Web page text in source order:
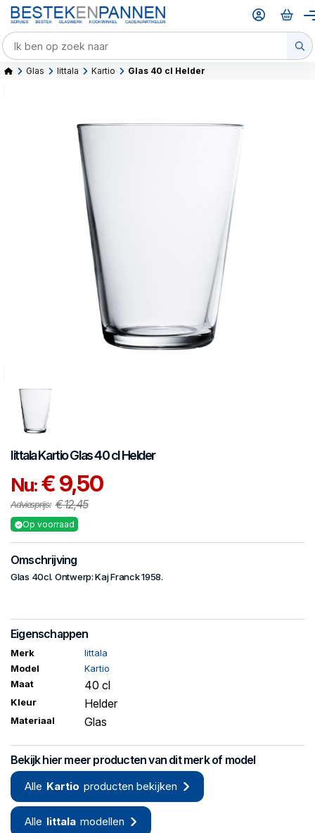
Glas Iittala Kartio Glas 40 cl Helder
IittalaKartioGlas 40 cl Helder
Nu:€ 9,50
Adviesprijs: € 12,45
Op voorraad
Omschrijving
Glas 40cl. Ontwerp: Kaj Franck 1958.
Eigenschappen
Merk
Iittala
Model
Kartio
Maat
40 cl
Kleur Helder
Materiaal Glas
Bekijk hier meer producten van dit merk of model
Alle Kartio producten bekijken
Alle Iittala modellen